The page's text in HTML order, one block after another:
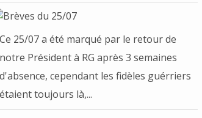
Ce 25/07 a été marqué par le retour de
notre Président à RG après 3 semaines
d'absence, cependant les fidèles guérriers
étaient toujours là,...